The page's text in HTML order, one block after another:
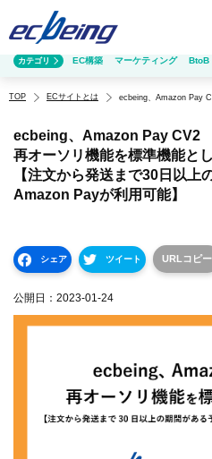
TOP ECサイトとは
ecbeing、Amazon Pay CV2
再オーソリ機能を標準機能と
【注文から発送まで30日以上
Amazon Payが利用可能】
シェア ツイート URLコピー
公開日： 2023-01-24
カテゴリ EC構築 マーケティング BtoB